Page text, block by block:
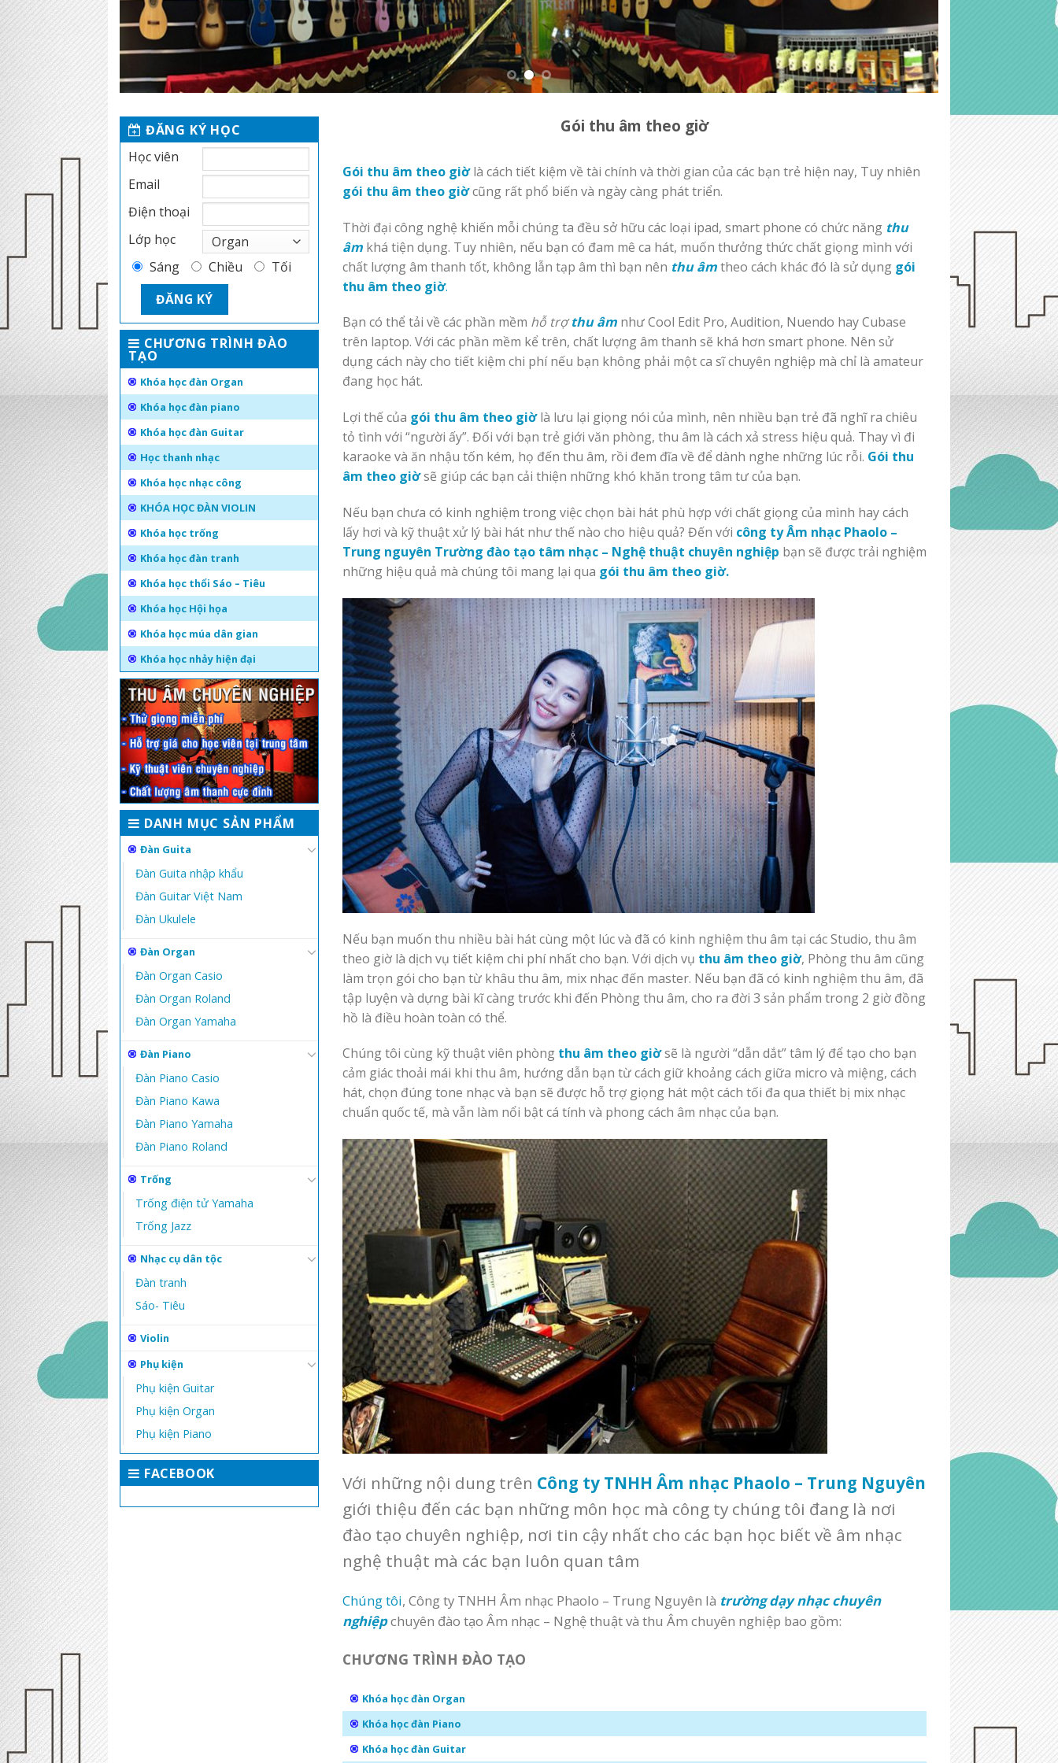
ĐĂNG KÝ HỌC
Học viên
Email
Điện thoại
Lớp học
Sáng
Chiều Tối
CHƯƠNG TRÌNH ĐÀO
TẠO
Khóa học đàn Organ
Khóa học đàn piano
Khóa học đàn Guitar
Học thanh nhạc
Khóa học nhạc công
KHÓA HỌC ĐÀN VIOLIN
Khóa học trống
Khóa học đàn tranh
Khóa học thổi Sáo – Tiêu
Khóa học Hội họa
Khóa học múa dân gian
Khóa học nhảy hiện đại
DANH MỤC SẢN PHẨM
Đàn Guita
Đàn Guita nhập khẩu
Đàn Guitar Việt Nam
Đàn Ukulele
Đàn Organ
Đàn Organ Casio
Đàn Organ Roland
Đàn Organ Yamaha
Đàn Piano
Đàn Piano Casio
Đàn Piano Kawa
Đàn Piano Yamaha
Đàn Piano Roland
Trống
Trống điện tử Yamaha
Trống Jazz
Nhạc cụ dân tộc
Đàn tranh
Sáo- Tiêu
Violin
Phụ kiện
Phụ kiện Guitar
Phụ kiện Organ
Phụ kiện Piano
FACEBOOK
Gói thu âm theo giờ
Gói thu âm theo giờlà cách tiết kiệm về tài chính và thời gian của các bạn trẻ hiện nay, Tuy nhiên
gói thu âm theo giờcũng rất phổ biến và ngày càng phát triển.
Thời đại công nghệ khiến mỗi chúng ta đều sở hữu các loại ipad, smart phone có chức năng thu
âmkhá tiện dụng. Tuy nhiên, nếu bạn có đam mê ca hát, muốn thưởng thức chất giọng mình với
chất lượng âm thanh tốt, không lẫn tạp âm thì bạn nên thu âmtheo cách khác đó là sử dụng gói
thu âm theo giờ.
Bạn có thể tải về các phần mềm hỗ trợthu âmnhư Cool Edit Pro, Audition, Nuendo hay Cubase
trên laptop. Với các phần mềm kể trên, chất lượng âm thanh sẽ khá hơn smart phone. Nên sử
dụng cách này cho tiết kiệm chi phí nếu bạn không phải một ca sĩ chuyên nghiệp mà chỉ là amateur
đang học hát.
Lợi thế của gói thu âm theo giờlà lưu lại giọng nói của mình, nên nhiều bạn trẻ đã nghĩ ra chiêu
tỏ tình với “người ấy”. Đối với bạn trẻ giới văn phòng, thu âm là cách xả stress hiệu quả. Thay vì đi
karaoke và ăn nhậu tốn kém, họ đến thu âm, rồi đem đĩa về để dành nghe những lúc rỗi. Gói thu
âm theo giờsẽ giúp các bạn cải thiện những khó khăn trong tâm tư của bạn.
Nếu bạn chưa có kinh nghiệm trong việc chọn bài hát phù hợp với chất giọng của mình hay cách
lấy hơi và kỹ thuật xử lý bài hát như thế nào cho hiệu quả? Đến với công ty Âm nhạc Phaolo –
Trung nguyên Trường đào tạo tâm nhạc – Nghệ thuật chuyên nghiệp bạn sẽ được trải nghiệm
những hiệu quả mà chúng tôi mang lại qua gói thu âm theo giờ.
Nếu bạn muốn thu nhiều bài hát cùng một lúc và đã có kinh nghiệm thu âm tại các Studio, thu âm
theo giờ là dịch vụ tiết kiệm chi phí nhất cho bạn. Với dịch vụ thu âm theo giờ, Phòng thu âm cũng
làm trọn gói cho bạn từ khâu thu âm, mix nhạc đến master. Nếu bạn đã có kinh nghiệm thu âm, đã
tập luyện và dựng bài kĩ càng trước khi đến Phòng thu âm, cho ra đời 3 sản phẩm trong 2 giờ đồng
hồ là điều hoàn toàn có thể.
Chúng tôi cùng kỹ thuật viên phòng thu âm theo giờsẽ là người “dẫn dắt” tâm lý để tạo cho bạn
cảm giác thoải mái khi thu âm, hướng dẫn bạn từ cách giữ khoảng cách giữa micro và miệng, cách
hát, chọn đúng tone nhạc và bạn sẽ được hỗ trợ giọng hát một cách tối đa qua thiết bị mix nhạc
chuẩn quốc tế, mà vẫn làm nổi bật cá tính và phong cách âm nhạc của bạn.
Với những nội dung trên Công ty TNHH Âm nhạc Phaolo – Trung Nguyên
giới thiệu đến các bạn những môn học mà công ty chúng tôi đang là nơi
đào tạo chuyên nghiệp, nơi tin cậy nhất cho các bạn học biết về âm nhạc
nghệ thuật mà các bạn luôn quan tâm
Chúng tôi, Công ty TNHH Âm nhạc Phaolo – Trung Nguyên là trường dạy nhạc chuyên
nghiệpchuyên đào tạo Âm nhạc – Nghệ thuật và thu Âm chuyên nghiệp bao gồm:
CHƯƠNG TRÌNH ĐÀO TẠO
Khóa học đàn Organ
Khóa học đàn Piano
Khóa học đàn Guitar